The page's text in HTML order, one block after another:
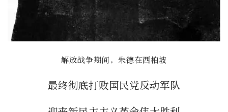
解放战争期间，朱德在西柏坡
最终彻底打败国民党反动军队